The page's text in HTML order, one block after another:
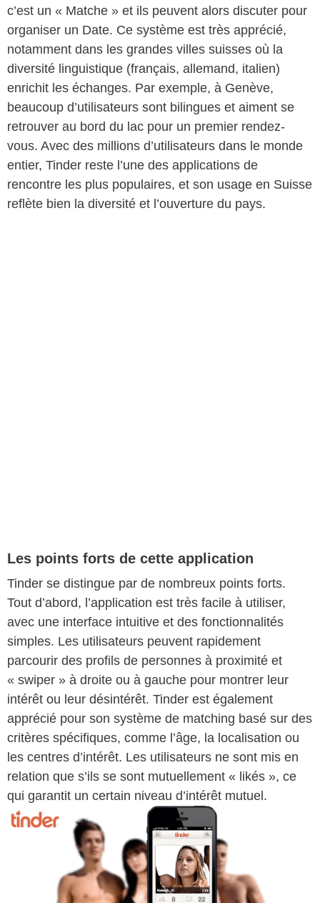
c’est un « Matche » et ils peuvent alors discuter pour
organiser un Date. Ce système est très apprécié,
notamment dans les grandes villes suisses où la
diversité linguistique (français, allemand, italien)
enrichit les échanges. Par exemple, à Genève,
beaucoup d’utilisateurs sont bilingues et aiment se
retrouver au bord du lac pour un premier rendez-
vous. Avec des millions d’utilisateurs dans le monde
entier, Tinder reste l’une des applications de
rencontre les plus populaires, et son usage en Suisse
reflète bien la diversité et l’ouverture du pays.
Les points forts de cette application
Tinder se distingue par de nombreux points forts.
Tout d’abord, l’application est très facile à utiliser,
avec une interface intuitive et des fonctionnalités
simples. Les utilisateurs peuvent rapidement
parcourir des profils de personnes à proximité et
« swiper » à droite ou à gauche pour montrer leur
intérêt ou leur désintérêt. Tinder est également
apprécié pour son système de matching basé sur des
critères spécifiques, comme l’âge, la localisation ou
les centres d’intérêt. Les utilisateurs ne sont mis en
relation que s’ils se sont mutuellement « likés », ce
qui garantit un certain niveau d’intérêt mutuel.